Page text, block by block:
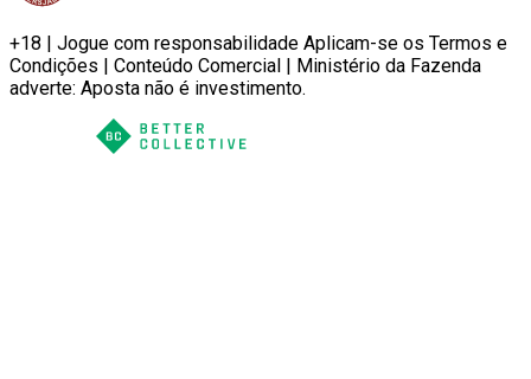
+18 | Jogue com responsabilidade Aplicam-se os Termos e
Condições | Conteúdo Comercial | Ministério da Fazenda
adverte: Aposta não é investimento.